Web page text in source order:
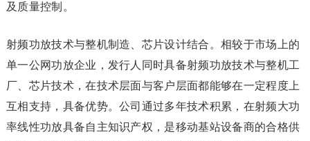
及质量控制。
射频功放技术与整机制造、芯片设计结合。相较于市场上的
单一公网功放企业，发行人同时具备射频功放技术与整机工
厂、芯片技术，在技术层面与客户层面都能够在一定程度上
互相支持，具备优势。公司通过多年技术积累，在射频大功
率线性功放具备自主知识产权，是移动基站设备商的合格供